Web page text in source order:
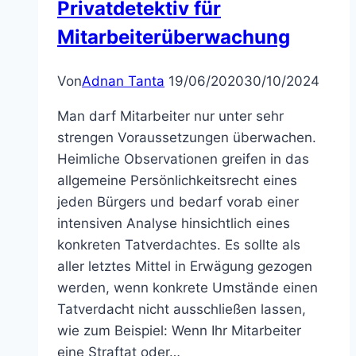
Privatdetektiv für
Mitarbeiterüberwachung
VonAdnan Tanta 19/06/202030/10/2024
Man darf Mitarbeiter nur unter sehr
strengen Voraussetzungen überwachen.
Heimliche Observationen greifen in das
allgemeine Persönlichkeitsrecht eines
jeden Bürgers und bedarf vorab einer
intensiven Analyse hinsichtlich eines
konkreten Tatverdachtes. Es sollte als
aller letztes Mittel in Erwägung gezogen
werden, wenn konkrete Umstände einen
Tatverdacht nicht ausschließen lassen,
wie zum Beispiel: Wenn Ihr Mitarbeiter
eine Straftat oder…